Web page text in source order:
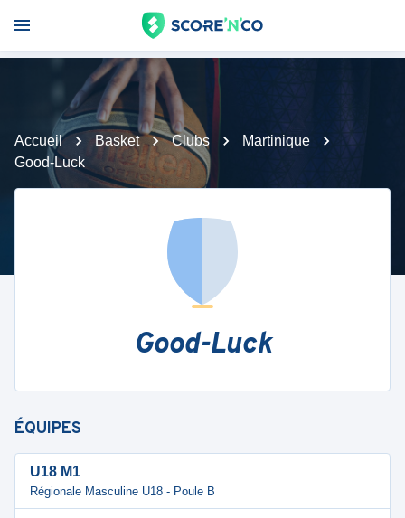
Accueil Basket Clubs
Martinique
Good-Luck
Good-Luck
ÉQUIPES
U18 M1
Régionale Masculine U18 - Poule B